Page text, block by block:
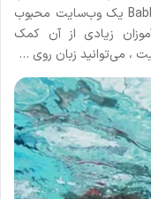
رایگان زبان انگلیسی است. سایت Babbel Babbel یک وب‌سایت محبوب
زیادی از آن کمک
، می‌توانید زبان روی …